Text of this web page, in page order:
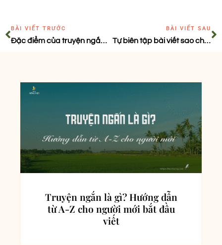
BÀI VIẾT TRƯỚC
Đặc điểm của truyện ngắn – sử thi hóa
BÀI VIẾT SAU
Tự biên tập bài viết sao cho đúng?
Truyện ngắn là gì? Hướng dẫn
từ A-Z cho người mới bắt đầu
viết